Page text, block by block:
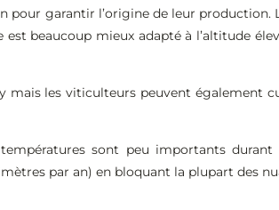
pour garantir l’origine de leur
beaucoup mieux adapté à l’altitude
les viticulteurs peuvent également
sont peu importants
par an) en bloquant la plupart des